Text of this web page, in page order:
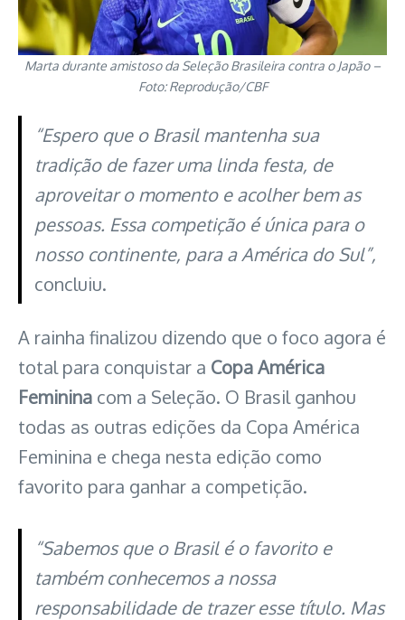
Marta durante amistoso da Seleção Brasileira contra o Japão –
Foto: Reprodução/CBF
“Espero que o Brasil mantenha sua
tradição de fazer uma linda festa, de
aproveitar o momento e acolher bem as
pessoas. Essa competição é única para o
nosso continente, para a América do Sul”,
concluiu.
A rainha finalizou dizendo que o foco agora é
total para conquistar a Copa América
Feminina com a Seleção. O Brasil ganhou
todas as outras edições da Copa América
Feminina e chega nesta edição como
favorito para ganhar a competição.
“Sabemos que o Brasil é o favorito e
também conhecemos a nossa
responsabilidade de trazer esse título. Mas